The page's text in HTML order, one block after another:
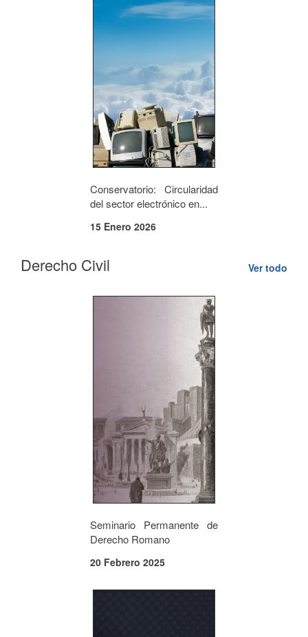
Conservatorio: Circularidad
del sector electrónico en...
15 Enero 2026
Derecho Civil Ver todo
Seminario Permanente de
Derecho Romano
20 Febrero 2025